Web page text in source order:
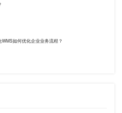
如何优化企业业务流程？